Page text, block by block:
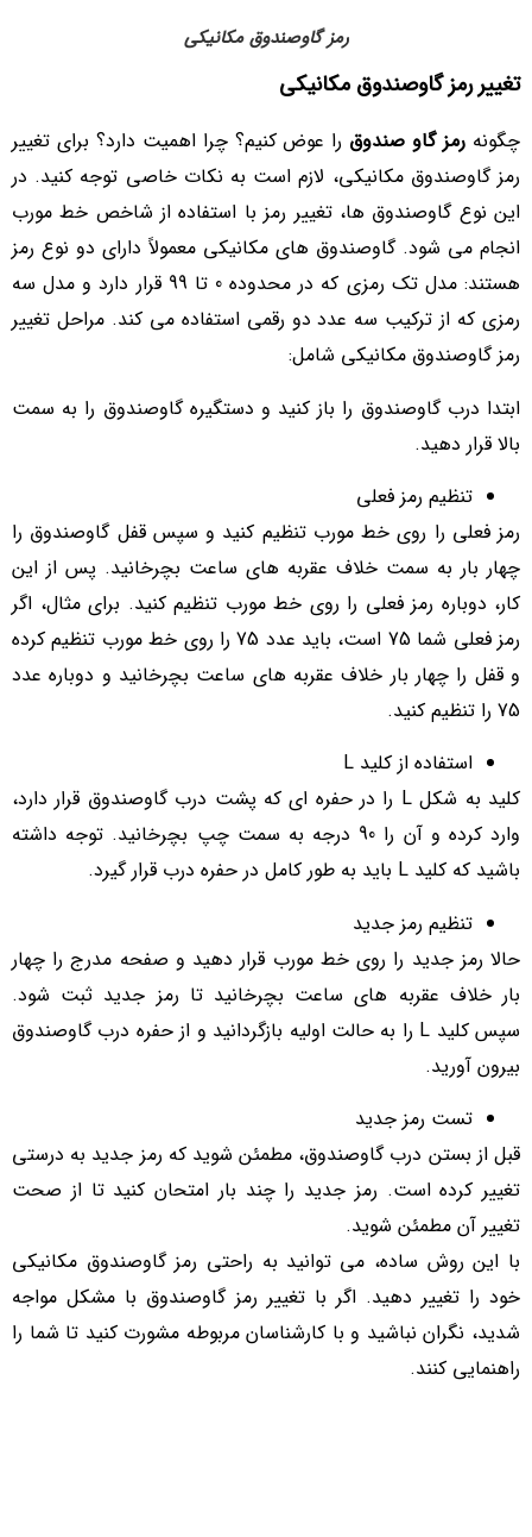
رمز گاوصندوق مکانیکی
تغییر رمز گاوصندوق مکانیکی
چگونه رمز گاو صندوق را عوض کنیم؟ چرا اهمیت دارد؟ برای تغییر
رمز گاوصندوق مکانیکی، لازم است به نکات خاصی توجه کنید. در
این نوع گاوصندوق‌ ها، تغییر رمز با استفاده از شاخص خط مورب
انجام می‌ شود. گاوصندوق‌ های مکانیکی معمولاً دارای دو نوع رمز
هستند: مدل تک‌ رمزی که در محدوده 0 تا 99 قرار دارد و مدل سه‌
رمزی که از ترکیب سه عدد دو رقمی استفاده می‌ کند. مراحل تغییر
رمز گاوصندوق مکانیکی شامل:
ابتدا درب گاوصندوق را باز کنید و دستگیره گاوصندوق را به سمت
بالا قرار دهید.
تنظیم رمز فعلی
رمز فعلی را روی خط مورب تنظیم کنید و سپس قفل گاوصندوق را
چهار بار به سمت خلاف عقربه‌ های ساعت بچرخانید. پس از این
کار، دوباره رمز فعلی را روی خط مورب تنظیم کنید. برای مثال، اگر
رمز فعلی شما 75 است، باید عدد 75 را روی خط مورب تنظیم کرده
و قفل را چهار بار خلاف عقربه‌ های ساعت بچرخانید و دوباره عدد
75 را تنظیم کنید.
استفاده از کلید L
کلید به شکل L را در حفره‌ ای که پشت درب گاوصندوق قرار دارد،
وارد کرده و آن را 90 درجه به سمت چپ بچرخانید. توجه داشته
باشید که کلید L باید به طور کامل در حفره درب قرار گیرد.
تنظیم رمز جدید
حالا رمز جدید را روی خط مورب قرار دهید و صفحه مدرج را چهار
بار خلاف عقربه‌ های ساعت بچرخانید تا رمز جدید ثبت شود.
سپس کلید L را به حالت اولیه بازگردانید و از حفره درب گاوصندوق
بیرون آورید.
تست رمز جدید
قبل از بستن درب گاوصندوق، مطمئن شوید که رمز جدید به درستی
تغییر کرده است. رمز جدید را چند بار امتحان کنید تا از صحت
تغییر آن مطمئن شوید.
با این روش ساده، می‌ توانید به راحتی رمز گاوصندوق مکانیکی
خود را تغییر دهید. اگر با تغییر رمز گاوصندوق با مشکل مواجه
شدید، نگران نباشید و با کارشناسان مربوطه مشورت کنید تا شما را
راهنمایی کنند.